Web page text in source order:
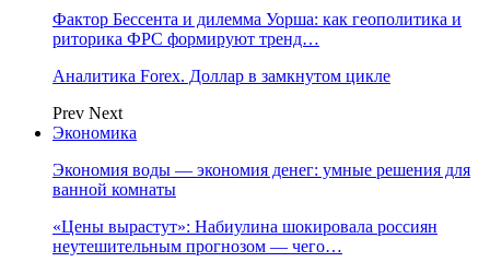
Фактор Бессента и дилемма Уорша: как геополитика и
риторика ФРС формируют тренд…
Аналитика Forex. Доллар в замкнутом цикле
Prev Next
Экономика
Экономия воды — экономия денег: умные решения для
ванной комнаты
«Цены вырастут»: Набиулина шокировала россиян
неутешительным прогнозом — чего…